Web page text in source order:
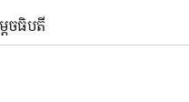
េចធិបតី